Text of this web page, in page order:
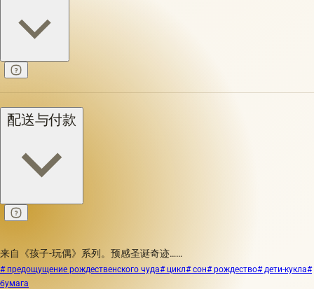
配送与付款
来自《孩子-玩偶》系列。预感圣诞奇迹……
# предощущение рождественского чуда# цикл# сон# рождество# дети-кукла#
бумага